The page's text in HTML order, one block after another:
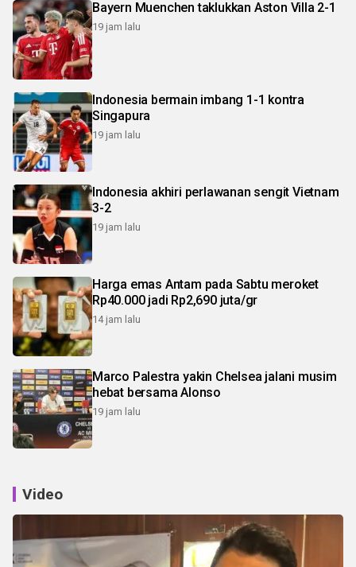
Bayern Muenchen taklukkan Aston Villa 2-1
19 jam lalu
Indonesia bermain imbang 1-1 kontra
Singapura
19 jam lalu
Indonesia akhiri perlawanan sengit Vietnam
3-2
19 jam lalu
Harga emas Antam pada Sabtu meroket
Rp40.000 jadi Rp2,690 juta/gr
14 jam lalu
Marco Palestra yakin Chelsea jalani musim
hebat bersama Alonso
19 jam lalu
Video